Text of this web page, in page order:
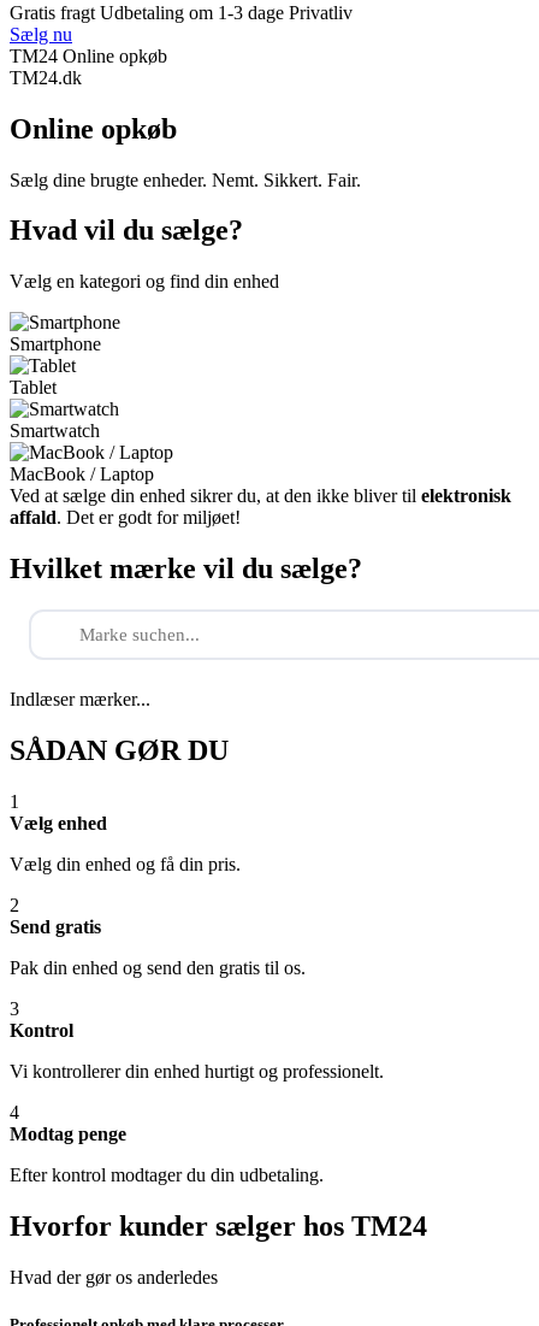
Gratis fragt Udbetaling om 1-3 dage Privatliv
Sælg nu
TM24 Online opkøb
TM24.dk
Online opkøb
Sælg dine brugte enheder. Nemt. Sikkert. Fair.
Hvad vil du sælge?
Vælg en kategori og find din enhed
Smartphone
Tablet
Smartwatch
MacBook / Laptop
Ved at sælge din enhed sikrer du, at den ikke bliver til elektronisk
affald. Det er godt for miljøet!
Hvilket mærke vil du sælge?
Indlæser mærker...
SÅDAN GØR DU
1
Vælg enhed
Vælg din enhed og få din pris.
2
Send gratis
Pak din enhed og send den gratis til os.
3
Kontrol
Vi kontrollerer din enhed hurtigt og professionelt.
4
Modtag penge
Efter kontrol modtager du din udbetaling.
Hvorfor kunder sælger hos TM24
Hvad der gør os anderledes